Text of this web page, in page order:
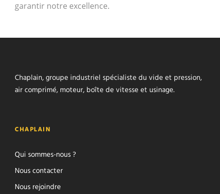
garantir notre excellence.
Chaplain, groupe industriel spécialiste du vide et pression,
air comprimé, moteur, boîte de vitesse et usinage.
CHAPLAIN
Qui sommes-nous ?
Nous contacter
Nous rejoindre